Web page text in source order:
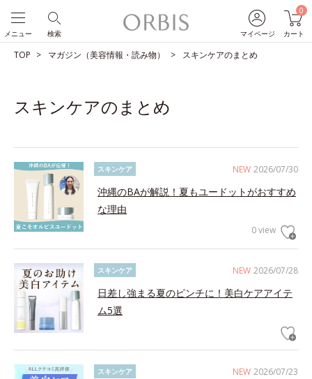
マイページ
0
カート
検索
メニュー
TOP マガジン（美容情報・読み物） スキンケアのまとめ
スキンケアのまとめ
NEW 2026/07/30
スキンケア
沖縄のBAが解説！夏もユードットがおすすめ
な理由
0 view
NEW 2026/07/28
スキンケア
日差し強まる夏のピンチに！美白ケアアイテ
ム5選
NEW 2026/07/23
スキンケア